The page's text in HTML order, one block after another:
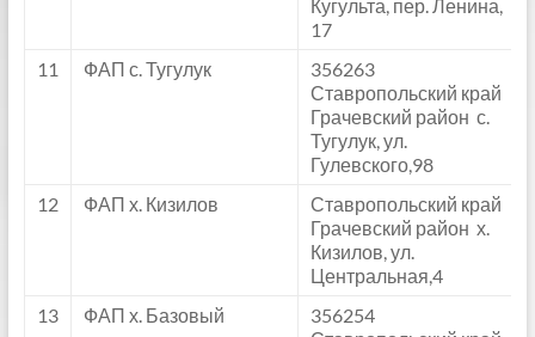
Кугульта, пер. Ленина,
17
11 ФАП с. Тугулук
356263
Ставропольский край
Грачевский район с.
Тугулук, ул.
Гулевского,98
12 ФАП х. Кизилов
Ставропольский край
Грачевский район х.
Кизилов, ул.
Центральная,4
13 ФАП х. Базовый
356254